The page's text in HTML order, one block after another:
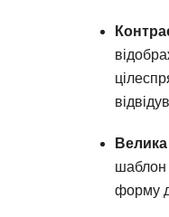
Велика
шаблон
форму